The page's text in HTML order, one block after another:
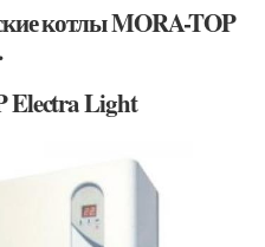
котлы MORA-TOP
Electra Light